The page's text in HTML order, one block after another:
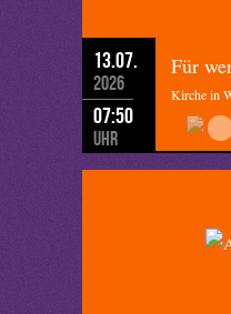
13.07.
2026
07:50
Uhr
Für
Kirche in